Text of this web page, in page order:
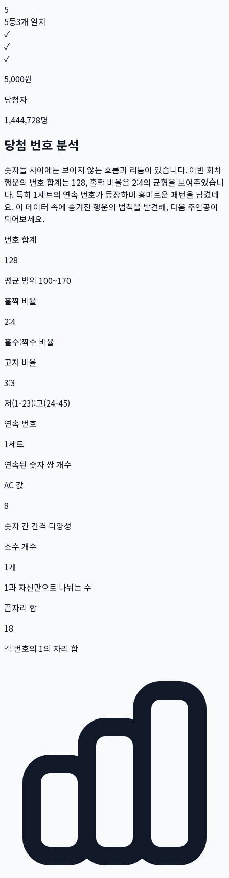
5
5등3개 일치
✓
✓
✓
5,000원
당첨자
1,444,728명
당첨 번호 분석
숫자들 사이에는 보이지 않는 흐름과 리듬이 있습니다. 이번 회차
행운의 번호 합계는 128, 홀짝 비율은 2:4의 균형을 보여주었습니
다. 특히 1세트의 연속 번호가 등장하며 흥미로운 패턴을 남겼네
요. 이 데이터 속에 숨겨진 행운의 법칙을 발견해, 다음 주인공이
되어보세요.
번호 합계
128
평균 범위 100~170
홀짝 비율
2:4
홀수:짝수 비율
고저 비율
3:3
저(1-23):고(24-45)
연속 번호
1세트
연속된 숫자 쌍 개수
AC 값
8
숫자 간 간격 다양성
소수 개수
1개
1과 자신만으로 나뉘는 수
끝자리 합
18
각 번호의 1의 자리 합